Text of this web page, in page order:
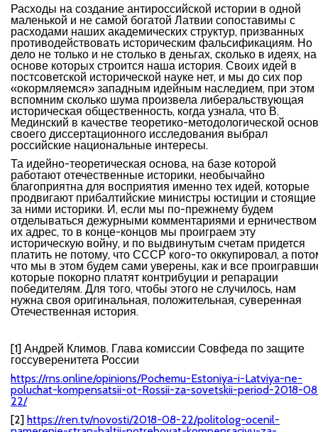
Расходы на создание антироссийской истории в одной
маленькой и не самой богатой Латвии сопоставимы с
расходами наших академических структур, призванных
противодействовать историческим фальсификациям. Но
дело не только и не столько в деньгах, сколько в идеях, на
основе которых строится наша история. Своих идей в
постсоветской исторической науке нет, и мы до сих пор
«окормляемся» западным идейным наследием, при этом
вспомним сколько шума произвела либеральствующая
историческая общественность, когда узнала, что В.
Мединский в качестве теоретико-методологической
своего диссертационного исследования выбрал
российские национальные интересы.
Та идейно-теоретическая основа, на базе которой
работают отечественные историки, необычайно
благоприятна для восприятия именно тех идей, которые
продвигают прибалтийские министры юстиции и стоящие
за ними историки. И, если мы по-прежнему будем
отделываться дежурными комментариями и
их адрес, то в конце-концов мы проиграем эту
историческую войну, и по выдвинутым счетам придется
платить не потому, что СССР кого-то оккупировал, а
что мы в этом будем сами уверены, как и все
которые покорно платят контрибуции и репарации
победителям. Для того, чтобы этого не случилось, нам
нужна своя оригинальная, положительная, суверенная
Отечественная история.
[1] Андрей Климов. Глава комиссии Совфеда по защите
госсуверенитета России
https://rns.online/opinions/Pochemu-Estoniya-i-Latviya-ne-
poluchat-kompensatsii-ot-Rossii-za-sovetskii-period-2018-
22/
[2] https://ren.tv/novosti/2018-08-22/politolog-ocenil-